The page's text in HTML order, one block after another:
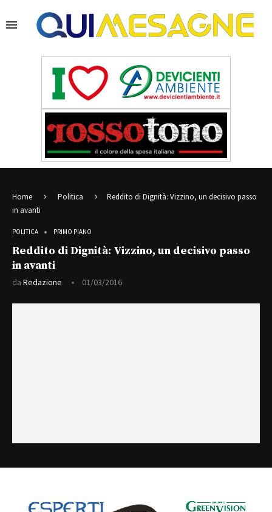
Home Politica
Reddito di Dignità: Vizzino, un decisivo passo
in avanti
POLITICA PRIMO PIANO
Reddito di Dignità: Vizzino, un decisivo passo
in avanti
da Redazione 01/03/2016